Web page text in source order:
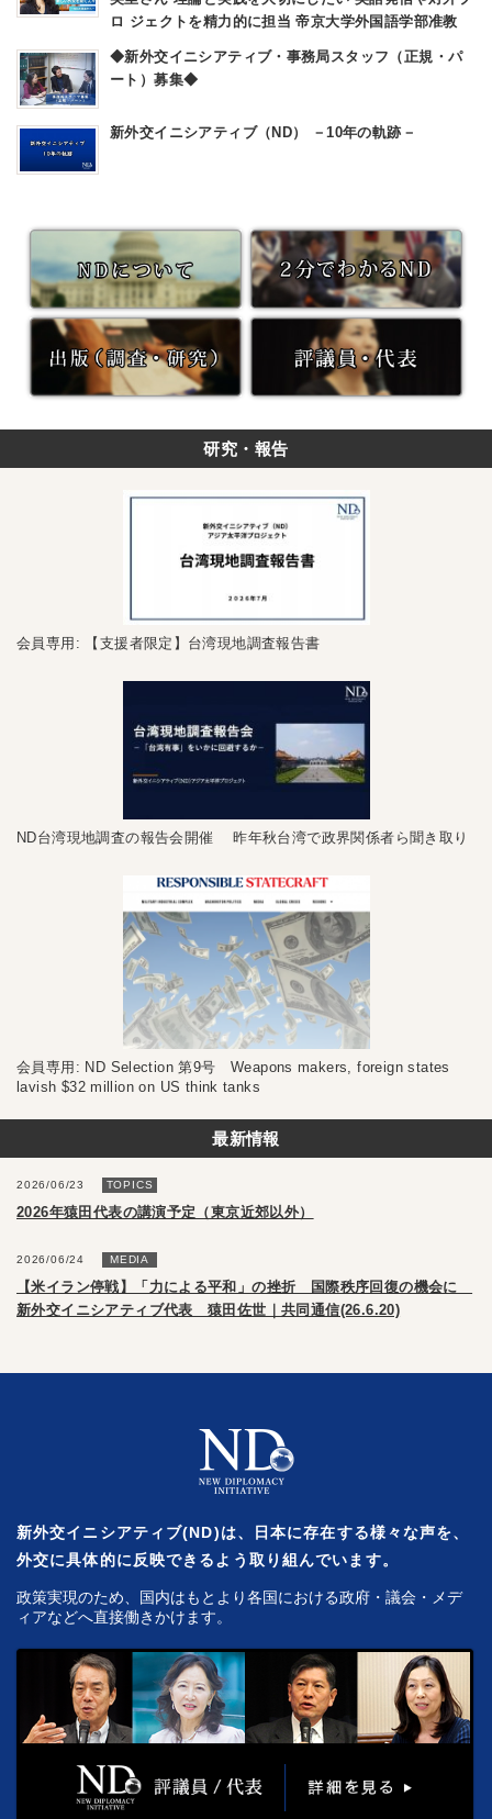
も
せ
ず
具
体
策
へ
ロ ジェクトを精力的に担当 帝京大学外国語学部准教
◆新外交イニシアティブ・事務局スタッフ（正規・パ
ート）募集◆
新外交イニシアティブ（ND） －10年の軌跡－
研究・報告
会員専用: 【支援者限定】台湾現地調査報告書
ND台湾現地調査の報告会開催 昨年秋台湾で政界関係者ら聞き取り
会員専用: ND Selection 第9号 Weapons makers, foreign states
lavish $32 million on US think tanks
最新情報
2026/06/23 TOPICS
2026年猿田代表の講演予定（東京近郊以外）
2026/06/24 MEDIA
【米イラン停戦】「力による平和」の挫折 国際秩序回復の機会に
新外交イニシアティブ代表 猿田佐世｜共同通信(26.6.20)
新外交イニシアティブ(ND)は、日本に存在する様々な声を、
外交に具体的に反映できるよう取り組んでいます。
政策実現のため、国内はもとより各国における政府・議会・メデ
ィアなどへ直接働きかけます。